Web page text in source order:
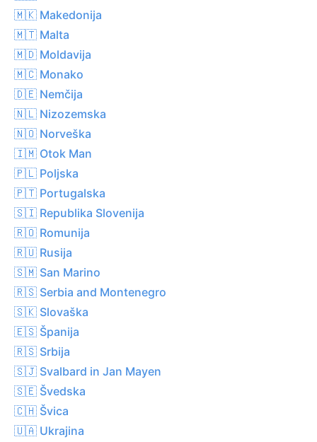
🇲🇰 Makedonija
🇲🇹 Malta
🇲🇩 Moldavija
🇲🇨 Monako
🇩🇪 Nemčija
🇳🇱 Nizozemska
🇳🇴 Norveška
🇮🇲 Otok Man
🇵🇱 Poljska
🇵🇹 Portugalska
🇸🇮 Republika Slovenija
🇷🇴 Romunija
🇷🇺 Rusija
🇸🇲 San Marino
🇷🇸 Serbia and Montenegro
🇸🇰 Slovaška
🇪🇸 Španija
🇷🇸 Srbija
🇸🇯 Svalbard in Jan Mayen
🇸🇪 Švedska
🇨🇭 Švica
🇺🇦 Ukrajina